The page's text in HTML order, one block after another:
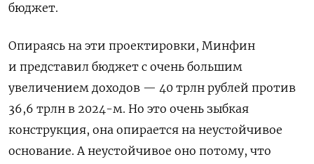
бюджет.
Опираясь на эти проектировки, Минфин
и представил бюджет с очень большим
увеличением доходов — 40 трлн рублей против
36,6 трлн в 2024-м. Но это очень зыбкая
конструкция, она опирается на неустойчивое
основание. А неустойчивое оно потому, что